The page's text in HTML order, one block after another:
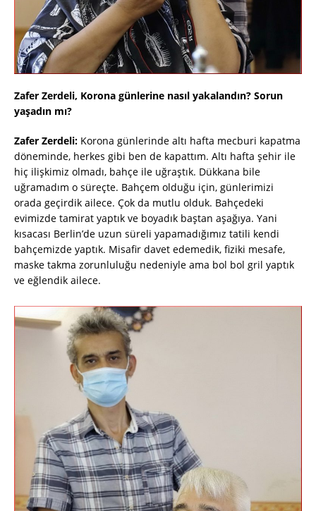
Zafer Zerdeli, Korona günlerine nasıl yakalandın? Sorun
yaşadın mı?
Zafer Zerdeli: Korona günlerinde altı hafta mecburi kapatma
döneminde, herkes gibi ben de kapattım. Altı hafta şehir ile
hiç ilişkimiz olmadı, bahçe ile uğraştık. Dükkana bile
uğramadım o süreçte. Bahçem olduğu için, günlerimizi
orada geçirdik ailece. Çok da mutlu olduk. Bahçedeki
evimizde tamirat yaptık ve boyadık baştan aşağıya. Yani
kısacası Berlin’de uzun süreli yapamadığımız tatili kendi
bahçemizde yaptık. Misafir davet edemedik, fiziki mesafe,
maske takma zorunluluğu nedeniyle ama bol bol gril yaptık
ve eğlendik ailece.